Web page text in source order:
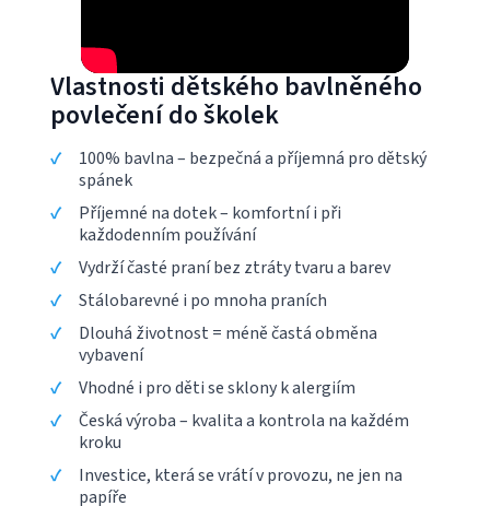
Vlastnosti dětského bavlněného
povlečení do školek
100% bavlna – bezpečná a příjemná pro dětský
spánek
Příjemné na dotek – komfortní i při
každodenním používání
Vydrží časté praní bez ztráty tvaru a barev
Stálobarevné i po mnoha praních
Dlouhá životnost = méně častá obměna
vybavení
Vhodné i pro děti se sklony k alergiím
Česká výroba – kvalita a kontrola na každém
kroku
Investice, která se vrátí v provozu, ne jen na
papíře